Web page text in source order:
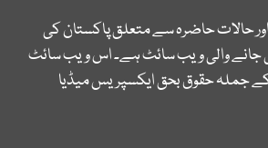
حالات حاضرہ سے متعلق پاکستان کی
والی ویب سائٹ ہے۔ اس ویب سائٹ
کے جملہ حقوق بحق ایکسپریس میڈیا